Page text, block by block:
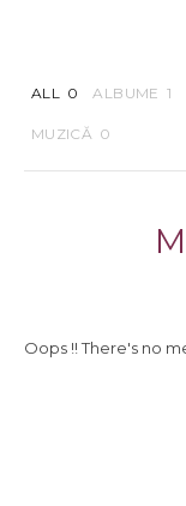
ALL 0 ALBUME 1
MUZICĂ 0
Oops !! There's no